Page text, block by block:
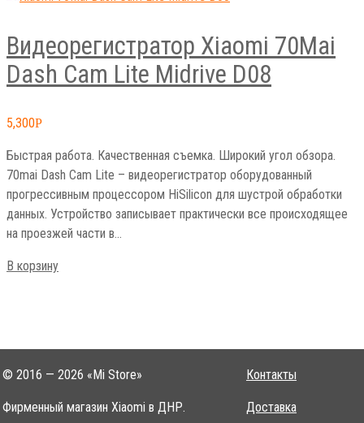
Видеорегистратор Xiaomi 70Mai
Dash Cam Lite Midrive D08
5,300Р
Быстрая работа. Качественная съемка. Широкий угол обзора.
70mai Dash Cam Lite – видеорегистратор оборудованный
прогрессивным процессором HiSilicon для шустрой обработки
данных. Устройство записывает практически все происходящее
на проезжей части в…
В корзину
© 2016 — 2026 «Mi Store»
Фирменный магазин Xiaomi в ДНР.
Контакты
Доставка